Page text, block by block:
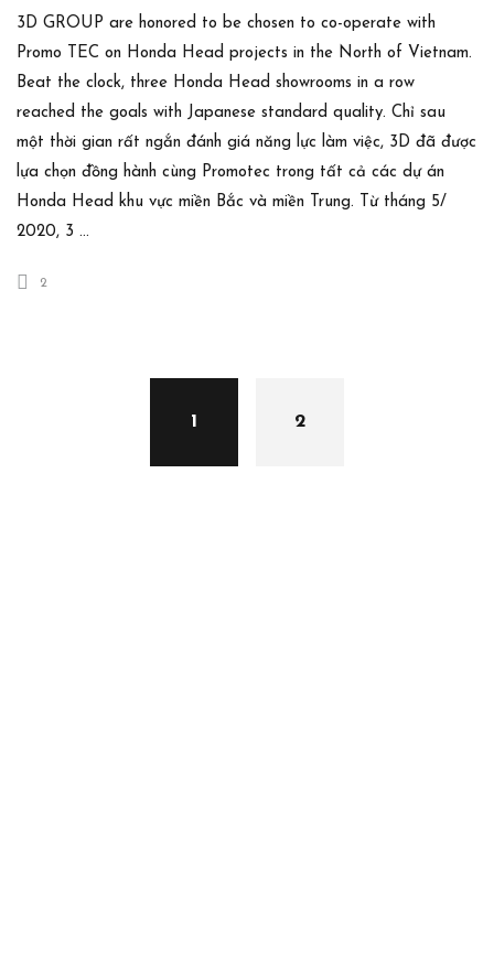
3D GROUP are honored to be chosen to co-operate with
Promo TEC on Honda Head projects in the North of Vietnam.
Beat the clock, three Honda Head showrooms in a row
reached the goals with Japanese standard quality. Chỉ sau
một thời gian rất ngắn đánh giá năng lực làm việc, 3D đã được
lựa chọn đồng hành cùng Promotec trong tất cả các dự án
Honda Head khu vực miền Bắc và miền Trung. Từ tháng 5/
2020, 3 …
2
navigation1 2